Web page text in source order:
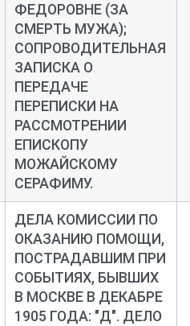
ФЕДОРОВНЕ (ЗА
СМЕРТЬ МУЖА);
СОПРОВОДИТЕЛЬНАЯ
ЗАПИСКА О
ПЕРЕДАЧЕ
ПЕРЕПИСКИ НА
РАССМОТРЕНИИ
ЕПИСКОПУ
МОЖАЙСКОМУ
СЕРАФИМУ.
ДЕЛА КОМИССИИ ПО
ОКАЗАНИЮ ПОМОЩИ,
ПОСТРАДАВШИМ ПРИ
СОБЫТИЯХ, БЫВШИХ
В МОСКВЕ В ДЕКАБРЕ
1905 ГОДА: "Д". ДЕЛО